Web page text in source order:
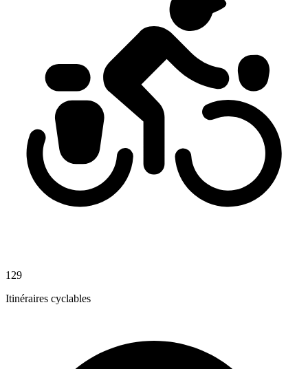
129
Itinéraires cyclables